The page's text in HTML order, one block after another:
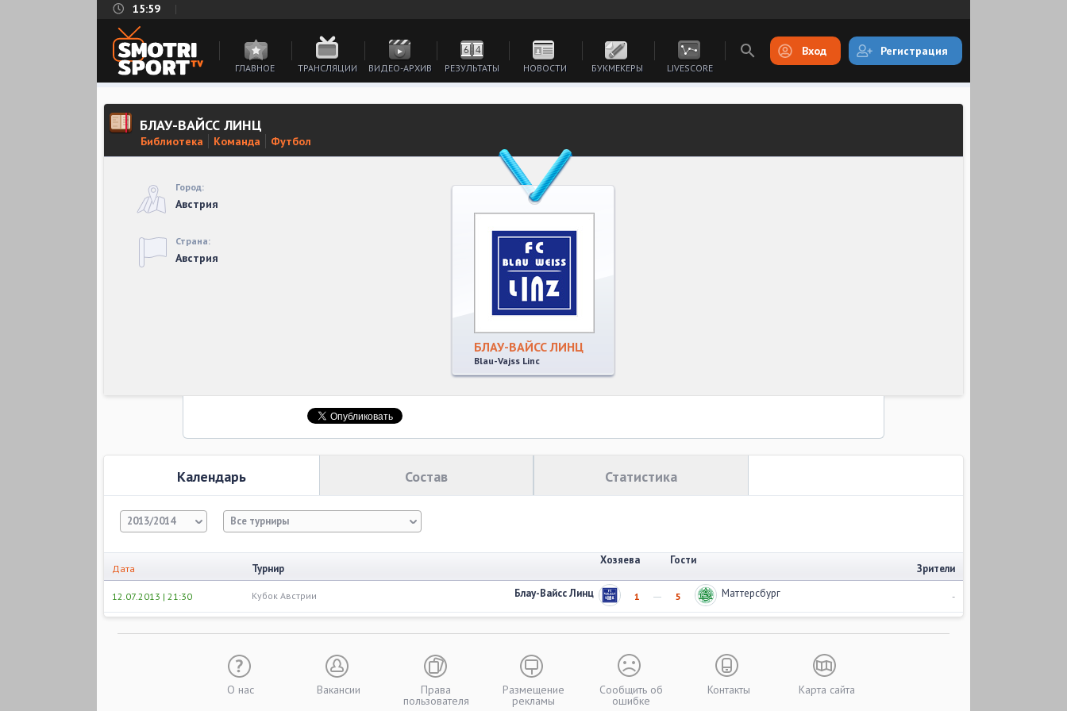
15:59
ГЛАВНОЕ ТРАНСЛЯЦИИ ВИДЕО-АРХИВ РЕЗУЛЬТАТЫ НОВОСТИ БУКМЕКЕРЫ LIVESCORE
Вход Регистрация
БЛАУ-ВАЙСС ЛИНЦ
Библиотека Команда Футбол
Город:
Австрия
Страна:
Австрия
БЛАУ-ВАЙСС ЛИНЦ
Blau-Vajss Linc
Календарь Состав Статистика
2013/2014 Все турниры
Дата Турнир
Хозяева Гости
Зрители
12.07.2013 | 21:30 Кубок Австрии Блау-Вайсс Линц 1 5 Маттерсбург -
О нас Вакансии Права
пользователя
Размещение
рекламы
Сообщить об
ошибке
Контакты Карта сайта